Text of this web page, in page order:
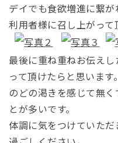
デイでも食欲増進に繋
利用者様に召し上がって
最後に重ね重ねお伝え
って頂けたらと思います。
のどの渇きを感じて無
とが多いです。
体調に気をつけていた